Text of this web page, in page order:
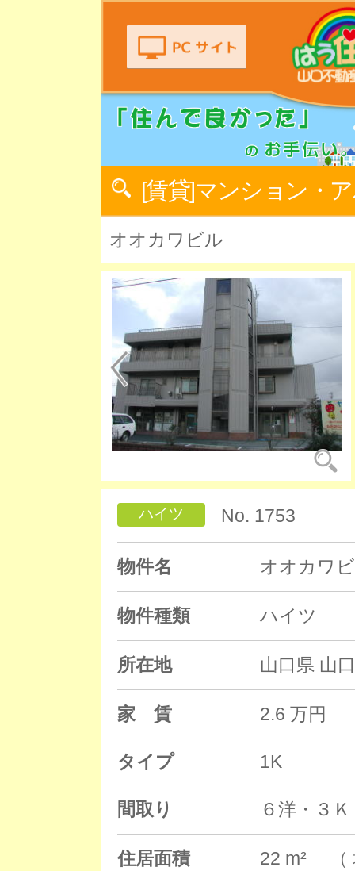
[賃貸]マンション・
オオカワビル
ハイツ No. 1753
物件名 オオカワ
物件種類 ハイツ
所在地 山口県 山
家 賃 2.6 万円
タイプ 1K
間取り ６洋・３Ｋ
住居面積 22 m² （